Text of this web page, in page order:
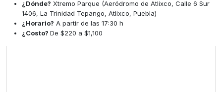
¿Dónde? Xtremo Parque (Aeródromo de Atlixco, Calle 6 Sur
1406, La Trinidad Tepango, Atlixco, Puebla)
¿Horario? A partir de las 17:30 h
¿Costo? De $220 a $1,100